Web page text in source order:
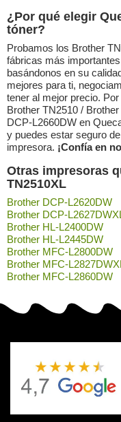
¿Por qué elegir
tóner?
Probamos los Brother
fábricas más
basándonos en su
mejores para ti,
tener al mejor precio.
Brother TN2510 /
DCP-L2660DW en
y puedes estar seguro
impresora. ¡Confía en
Otras impresoras
TN2510XL
Brother DCP-L2620DW
Brother DCP-
Brother HL-L2400DW
Brother HL-L2445DW
Brother MFC-L2800DW
Brother MFC-
Brother MFC-L2860DW